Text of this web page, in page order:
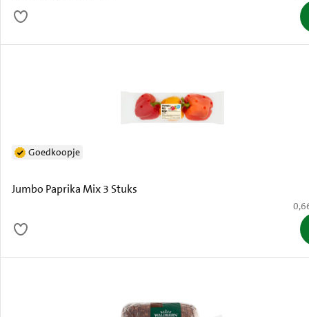
Jumbo Paprika Mix 3 Stuks
Goedkoopje
€